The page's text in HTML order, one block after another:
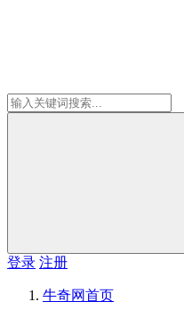
登录 注册
牛奇网首页